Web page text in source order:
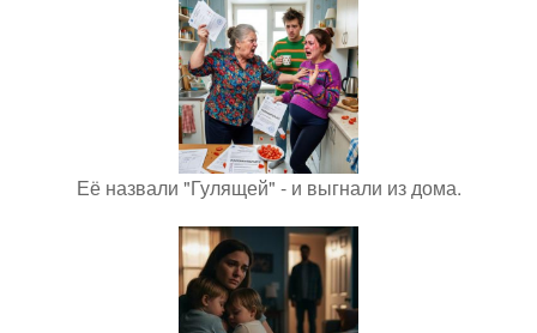
Её назвали "Гулящей" - и выгнали из дома.